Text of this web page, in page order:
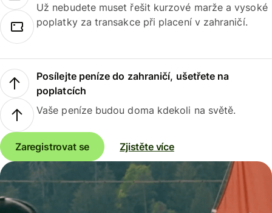
Už nebudete muset řešit kurzové marže a vysoké
poplatky za transakce při placení v zahraničí.
Posílejte peníze do zahraničí, ušetřete na
poplatcích
Vaše peníze budou doma kdekoli na světě.
Zaregistrovat se Zjistěte více